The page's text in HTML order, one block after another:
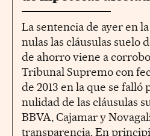
La sentencia de ayer en
nulas las cláusulas suelo
de ahorro viene a
Tribunal Supremo con
de 2013 en la que se
nulidad de las cláusulas
BBVA, Cajamar y
transparencia. En